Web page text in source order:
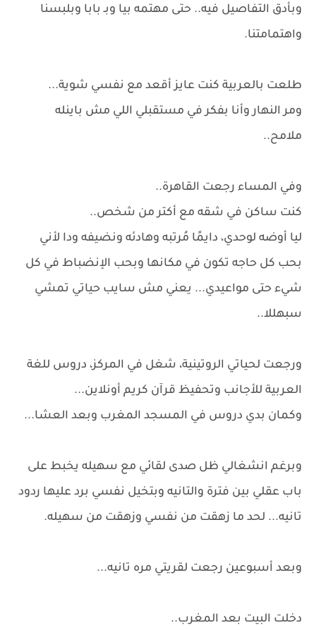
وبأدق التفاصيل فيه.. حتى مهتمه بيا وبـ بابا وبلبسنا
واهتمامتنا.
طلعت بالعربية كنت عايز أقعد مع نفسي شوية...
ومر النهار وأنا بفكر في مستقبلي اللي مش باينله
ملامح..
وفي المساء رجعت القاهرة..
كنت ساكن في شقه مع أكتر من شخص..
ليا أوضه لوحدي، دايمًا مُرتبه وهادئه ونضيفه ودا لأني
بحب كل حاجه تكون في مكانها وبحب الإنضباط في كل
شيء حتى مواعيدي... يعني مش سايب حياتي تمشي
سبهللا..
ورجعت لحياتي الروتينية، شغل في المركز، دروس للغة
العربية للأجانب وتحفيظ قرآن كريم أونلاين...
وكمان بدي دروس في المسجد المغرب وبعد العشا...
وبرغم انشغالي ظل صدى لقائي مع سهيله يخبط على
باب عقلي بين فترة والتانيه وبتخيل نفسي برد عليها ردود
تانيه... لحد ما زهقت من نفسي وزهقت من سهيله.
وبعد أسبوعين رجعت لقريتي مره تانيه...
دخلت البيت بعد المغرب..